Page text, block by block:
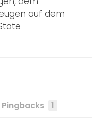
auf dem
Pingbacks 1